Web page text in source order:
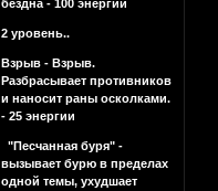
бездна - 100 энергии
2 уровень..
Взрыв - Взрыв.
Разбрасывает противников
и наносит раны осколками.
- 25 энергии
"Песчанная буря" -
вызывает бурю в пределах
одной темы, ухудшает